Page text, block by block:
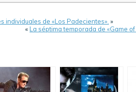
individuales de «Los Padecientes». »
«La séptima temporada de «Game